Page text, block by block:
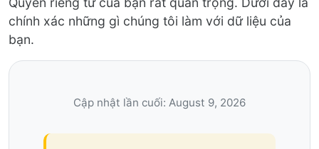
chính xác những gì chúng tôi làm với dữ liệu của
bạn.
Cập nhật lần cuối: August 9, 2026